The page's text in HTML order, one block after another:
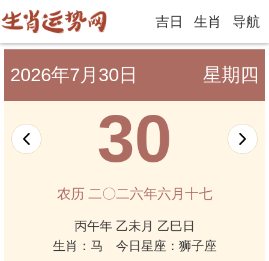
吉日 生肖 导航
2026年7月30日 星期四
30
农历 二〇二六年六月十七
丙午年 乙未月 乙巳日
生肖：马 今日星座：狮子座